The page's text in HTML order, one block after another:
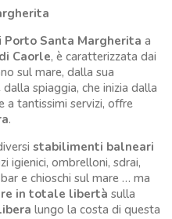
Porto Santa Margherita a
Caorle, è caratterizzata dai
sul mare, dalla sua
dalla spiaggia, che inizia dalla
a tantissimi servizi, offre
.
stabilimenti balneari
igienici, ombrelloni, sdrai,
e chioschi sul mare … ma
in totale libertà sulla
lungo la costa di questa